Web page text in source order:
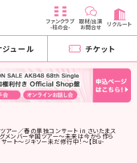
ファンクラブ
-柱の会-
取材/出演
お問合せ リクルート
ジュール チケット
アー／春の単独コンサート in さいたまス
メンバー全国ツアー～未来は今から作ら
ート～ジキソー未だ修行中！～【Blu-